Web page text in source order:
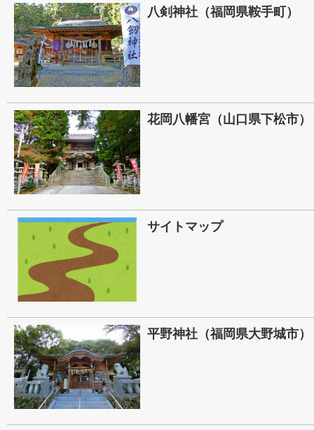
八剣神社（福岡県鞍手町）
花岡八幡宮（山口県下松市）
サイトマップ
平野神社（福岡県大野城市）